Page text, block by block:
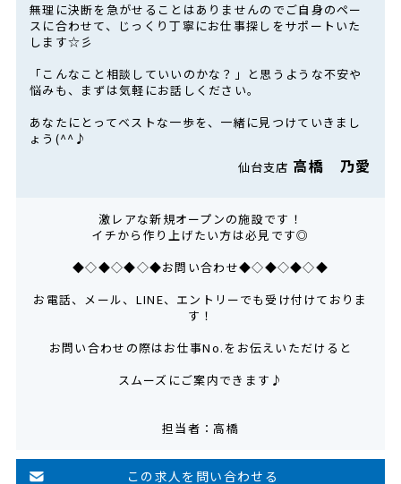
無理に決断を急がせることはありませんのでご自身のペー
スに合わせて、じっくり丁寧にお仕事探しをサポートいた
します☆彡
「こんなこと相談していいのかな？」と思うような不安や
悩みも、まずは気軽にお話しください。
あなたにとってベストな一歩を、一緒に見つけていきまし
ょう(^^♪
仙台支店 高橋 乃愛
激レアな新規オープンの施設です！
イチから作り上げたい方は必見です◎
◆◇◆◇◆◇◆お問い合わせ◆◇◆◇◆◇◆
お電話、メール、LINE、エントリーでも受け付けておりま
す！
お問い合わせの際はお仕事No.をお伝えいただけると
スムーズにご案内できます♪
担当者：高橋
この求人を問い合わせる